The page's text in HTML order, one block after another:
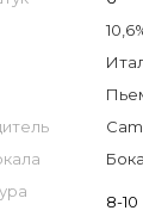
8-10